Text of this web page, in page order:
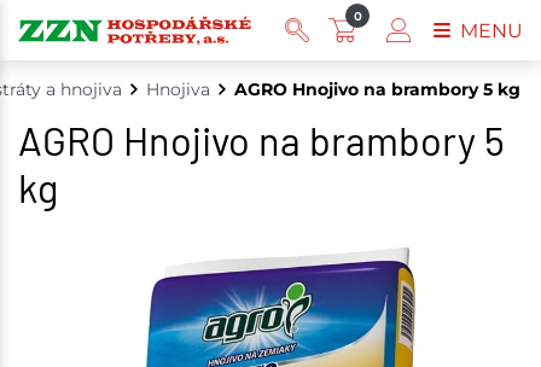
a hnojiva Hnojiva AGRO Hnojivo na brambory 5 kg
AGRO Hnojivo na brambory 5
kg
0
MENU